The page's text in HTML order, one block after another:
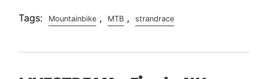
Tags: Mountainbike , MTB , strandrace